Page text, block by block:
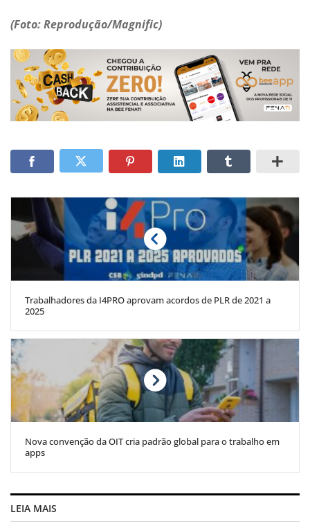
(Foto: Reprodução/Magnific)
Trabalhadores da I4PRO aprovam acordos de PLR de 2021 a
2025
Nova convenção da OIT cria padrão global para o trabalho em
apps
LEIA MAIS